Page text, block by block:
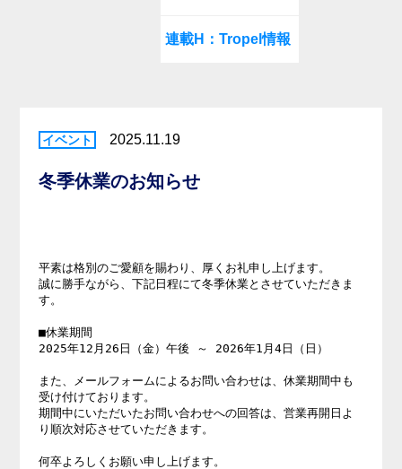
連載H：Tropel情報
2025.11.19
冬季休業のお知らせ
平素は格別のご愛顧を賜わり、厚くお礼申し上げます。
誠に勝手ながら、下記日程にて冬季休業とさせていただきま
す。
■休業期間
2025年12月26日（金）午後 ～ 2026年1月4日（日）
また、メールフォームによるお問い合わせは、休業期間中も
受け付けております。
期間中にいただいたお問い合わせへの回答は、営業再開日よ
り順次対応させていただきます。
何卒よろしくお願い申し上げます。